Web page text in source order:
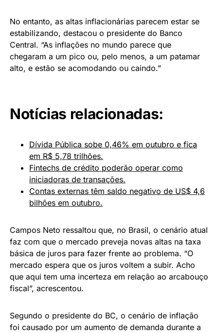
No entanto, as altas inflacionárias parecem estar se
estabilizando, destacou o presidente do Banco
Central. “As inflações no mundo parece que
chegaram a um pico ou, pelo menos, a um patamar
alto, e estão se acomodando ou caindo.”
Notícias relacionadas:
Dívida Pública sobe 0,46% em outubro e fica
em R$ 5,78 trilhões.
Fintechs de crédito poderão operar como
iniciadoras de transações.
Contas externas têm saldo negativo de US$ 4,6
bilhões em outubro.
Campos Neto ressaltou que, no Brasil, o cenário atual
faz com que o mercado preveja novas altas na taxa
básica de juros para fazer frente ao problema. “O
mercado espera que os juros voltem a subir. Acho
que aqui tem uma incerteza em relação ao arcabouço
fiscal”, acrescentou.
Segundo o presidente do BC, o cenário de inflação
foi causado por um aumento de demanda durante a